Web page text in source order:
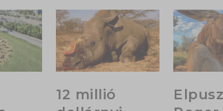
12 millió